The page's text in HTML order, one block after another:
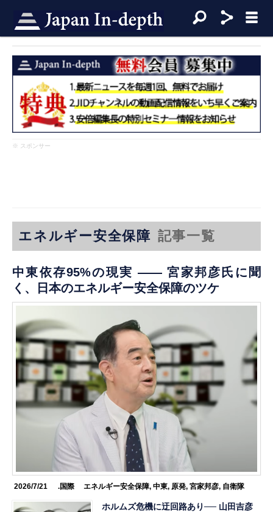
※ スポンサー
エネルギー安全保障 記事一覧
中東依存95%の現実 ―― 宮家邦彦氏に聞
く、日本のエネルギー安全保障のツケ
2026/7/21 .国際 エネルギー安全保障, 中東, 原発, 宮家邦彦, 自衛隊
ホルムズ危機に迂回路あり── 山田吉彦